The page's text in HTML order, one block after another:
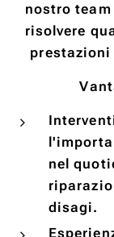
nostro
risolvere
nel
disagi.